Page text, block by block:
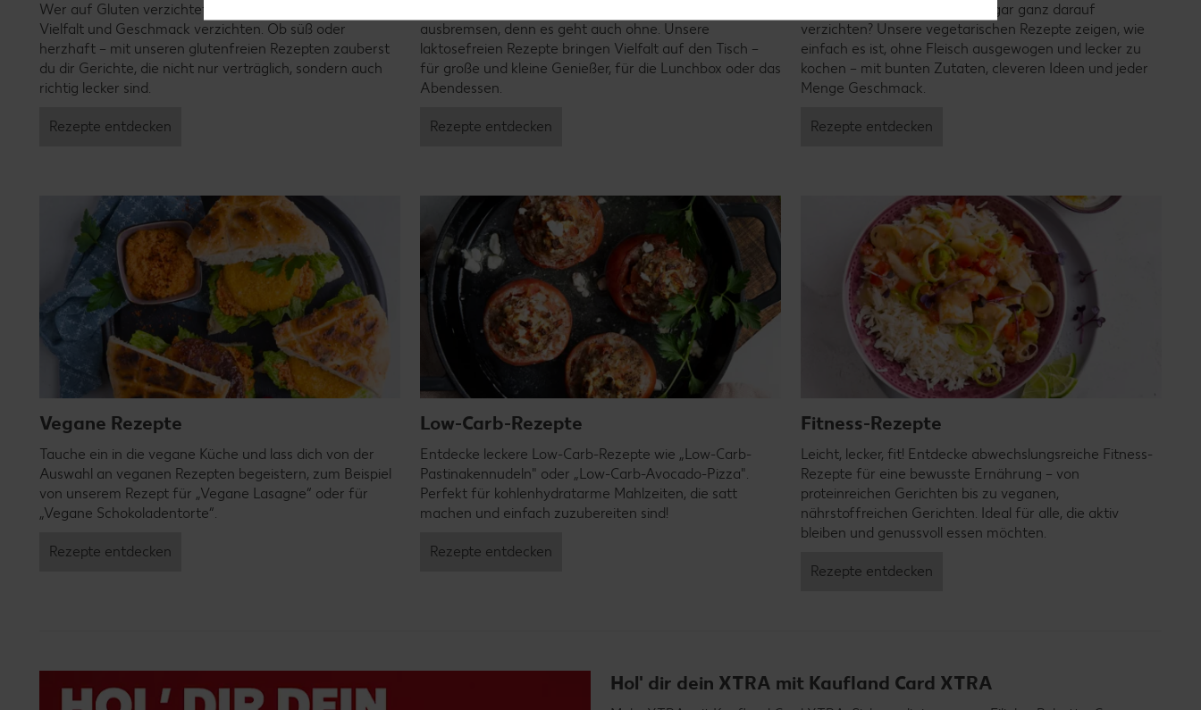
Wer auf Gluten verzichtet, muss nicht automatisch auf
Vielfalt und Geschmack verzichten. Ob süß oder
herzhaft – mit unseren glutenfreien Rezepten zauberst
du dir Gerichte, die nicht nur verträglich, sondern auch
richtig lecker sind.
Rezepte entdecken
ausbremsen, denn es geht auch ohne. Unsere
laktosefreien Rezepte bringen Vielfalt auf den Tisch –
für große und kleine Genießer, für die Lunchbox oder das
Abendessen.
Rezepte entdecken
Weniger Fleisch essen oder sogar ganz darauf
verzichten? Unsere vegetarischen Rezepte zeigen, wie
einfach es ist, ohne Fleisch ausgewogen und lecker zu
kochen – mit bunten Zutaten, cleveren Ideen und jeder
Menge Geschmack.
Rezepte entdecken
Vegane Rezepte
Tauche ein in die vegane Küche und lass dich von der
Auswahl an veganen Rezepten begeistern, zum Beispiel
von unserem Rezept für „Vegane Lasagne“ oder für
„Vegane Schokoladentorte“.
Rezepte entdecken
Low-Carb-Rezepte
Entdecke leckere Low-Carb-Rezepte wie „Low-Carb-
Pastinakennudeln" oder „Low-Carb-Avocado-Pizza".
Perfekt für kohlenhydratarme Mahlzeiten, die satt
machen und einfach zuzubereiten sind!
Rezepte entdecken
Fitness-Rezepte
Leicht, lecker, fit! Entdecke abwechslungsreiche Fitness-
Rezepte für eine bewusste Ernährung – von
proteinreichen Gerichten bis zu veganen,
nährstoffreichen Gerichten. Ideal für alle, die aktiv
bleiben und genussvoll essen möchten.
Rezepte entdecken
Hol' dir dein XTRA mit Kaufland Card XTRA